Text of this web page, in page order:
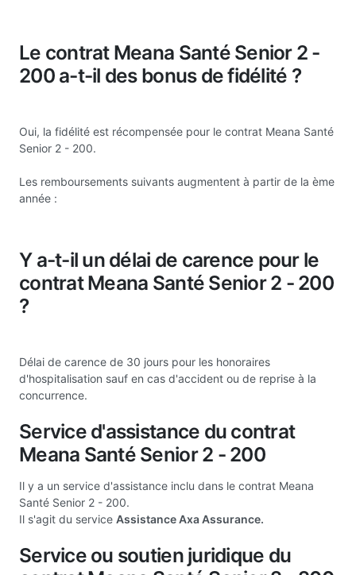
Le contrat Meana Santé Senior 2 -
200 a-t-il des bonus de fidélité ?
Oui, la fidélité est récompensée pour le contrat Meana Santé
Senior 2 - 200.
Les remboursements suivants augmentent à partir de la ème
année :
Y a-t-il un délai de carence pour le
contrat Meana Santé Senior 2 - 200
?
Délai de carence de 30 jours pour les honoraires
d'hospitalisation sauf en cas d'accident ou de reprise à la
concurrence.
Service d'assistance du contrat
Meana Santé Senior 2 - 200
Il y a un service d'assistance inclu dans le contrat Meana
Santé Senior 2 - 200.
Il s'agit du service Assistance Axa Assurance.
Service ou soutien juridique du